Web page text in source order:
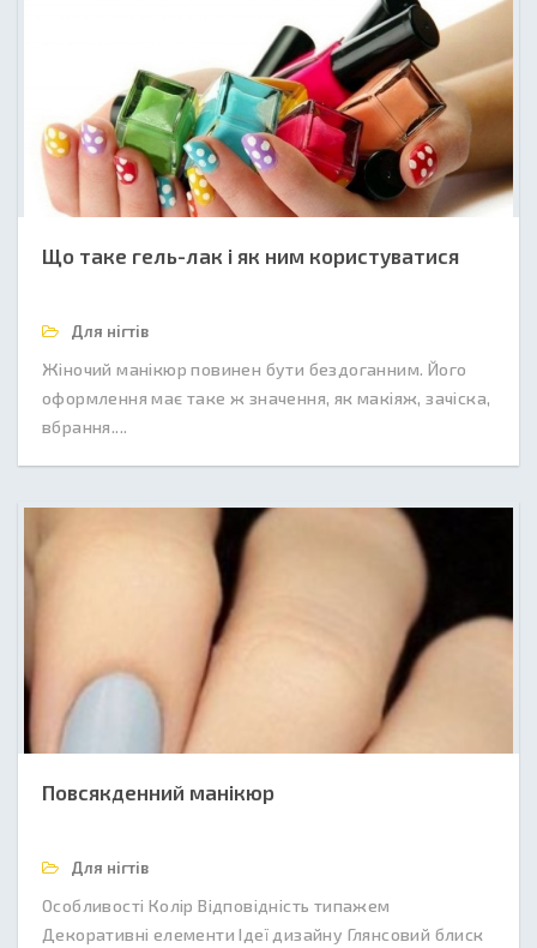
Що таке гель-лак і як ним користуватися
Для нігтів
Жіночий манікюр повинен бути бездоганним. Його
оформлення має таке ж значення, як макіяж, зачіска,
вбрання....
Повсякденний манікюр
Для нігтів
Особливості Колір Відповідність типажем
Декоративні елементи Ідеї дизайну Глянсовий блиск